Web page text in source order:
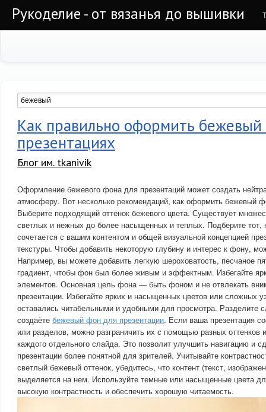
Рукоделие - от вязанья до вышивки
Как правильно оформить
презентациях
Блог им. tkanivik
Оформление бежевого фона для презентаций может создать
атмосферу. Вот несколько рекомендаций, как оформить бежевый
Выберите подходящий оттенок бежевого цвета. Существует
светлых и нежных до более насыщенных и теплых. Подберите тот,
сочетается с вашим контентом и общей визуальной концепцией
текстуры. Чтобы добавить некоторую глубину и интерес к фону,
Например, вы можете добавить легкую шероховатость, песчаное
градиент, чтобы фон был более живым и эффектным. Избегайте
элементов. Основная цель фона — быть фоном и не отвлекать
презентации. Избегайте ярких и насыщенных цветов или сложных
оставались читабельными и удобными для просмотра. Разделите
создаёте бежевый фон для презентации. Если ваша презентация
или разделов, можно разграничить их с помощью разных
каждого отдельного слайда. Это позволит улучшить навигацию и
презентации более понятной для зрителей. Учитывайте
светлый бежевый оттенок, убедитесь, что контент (текст,
выделяется на нем. Используйте темные или насыщенные цвета
высокую контрастность и обеспечить хорошую читаемость.